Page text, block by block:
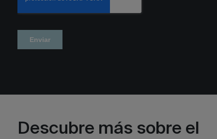
Descubre más sobre el